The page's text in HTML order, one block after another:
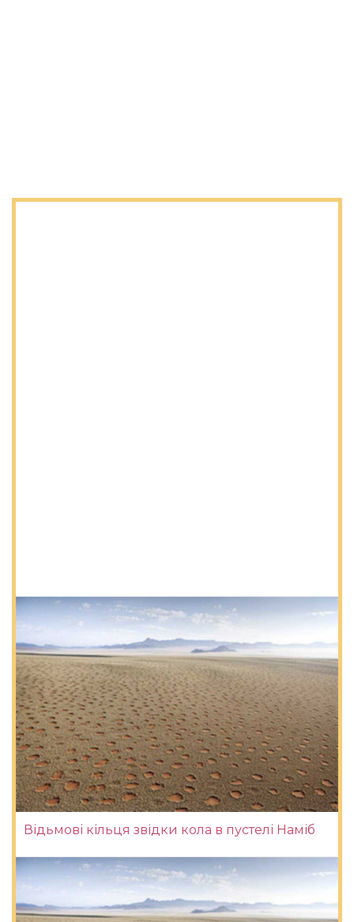
Відьмові кільця звідки кола в пустелі Наміб